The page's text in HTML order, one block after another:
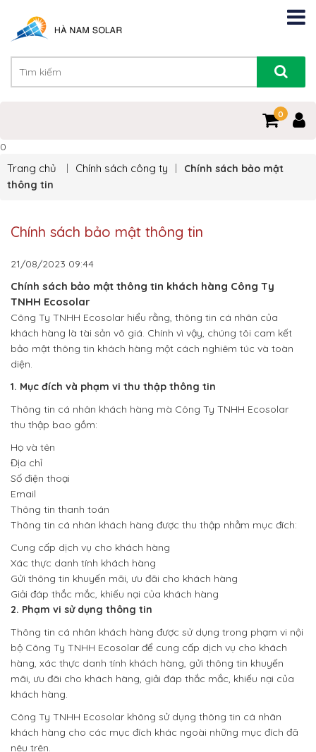
0
0
Trang chủ Chính sách công ty
Chính sách bảo mật
thông tin
Chính sách bảo mật thông tin
21/08/2023 09:44
Chính sách bảo mật thông tin khách hàng Công Ty
TNHH Ecosolar
Công Ty TNHH Ecosolar hiểu rằng, thông tin cá nhân của
khách hàng là tài sản vô giá. Chính vì vậy, chúng tôi cam kết
bảo mật thông tin khách hàng một cách nghiêm túc và toàn
diện.
1. Mục đích và phạm vi thu thập thông tin
Thông tin cá nhân khách hàng mà Công Ty TNHH Ecosolar
thu thập bao gồm:
Họ và tên
Địa chỉ
Số điện thoại
Email
Thông tin thanh toán
Thông tin cá nhân khách hàng được thu thập nhằm mục đích:
Cung cấp dịch vụ cho khách hàng
Xác thực danh tính khách hàng
Gửi thông tin khuyến mãi, ưu đãi cho khách hàng
Giải đáp thắc mắc, khiếu nại của khách hàng
2. Phạm vi sử dụng thông tin
Thông tin cá nhân khách hàng được sử dụng trong phạm vi nội
bộ Công Ty TNHH Ecosolar để cung cấp dịch vụ cho khách
hàng, xác thực danh tính khách hàng, gửi thông tin khuyến
mãi, ưu đãi cho khách hàng, giải đáp thắc mắc, khiếu nại của
khách hàng.
Công Ty TNHH Ecosolar không sử dụng thông tin cá nhân
khách hàng cho các mục đích khác ngoài những mục đích đã
nêu trên.